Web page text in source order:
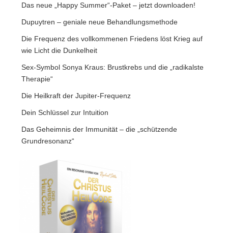
Das neue „Happy Summer“-Paket – jetzt downloaden!
Dupuytren – geniale neue Behandlungsmethode
Die Frequenz des vollkommenen Friedens löst Krieg auf
wie Licht die Dunkelheit
Sex-Symbol Sonya Kraus: Brustkrebs und die „radikalste
Therapie“
Die Heilkraft der Jupiter-Frequenz
Dein Schlüssel zur Intuition
Das Geheimnis der Immunität – die „schützende
Grundresonanz“